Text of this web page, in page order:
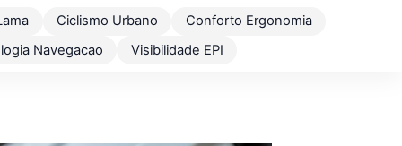
Ciclismo Urbano
Conforto Ergonomia
Navegacao Visibilidade EPI